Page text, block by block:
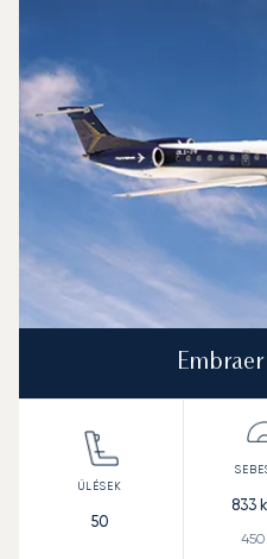
Hatótávolság (NM)
50
833
450